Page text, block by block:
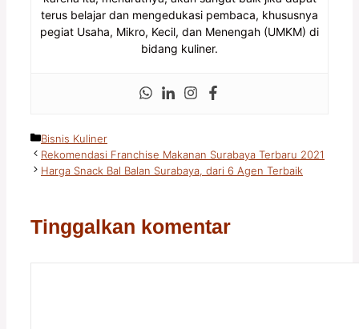
terus belajar dan mengedukasi pembaca, khususnya
pegiat Usaha, Mikro, Kecil, dan Menengah (UMKM) di
bidang kuliner.
Kategori
Bisnis Kuliner
Rekomendasi Franchise Makanan Surabaya Terbaru 2021
Harga Snack Bal Balan Surabaya, dari 6 Agen Terbaik
Tinggalkan komentar